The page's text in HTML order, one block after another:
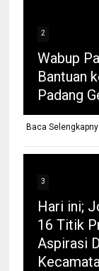
2
Wabup
Bantuan
Padang
Baca
3
Hari ini;
16 Titik
Aspirasi